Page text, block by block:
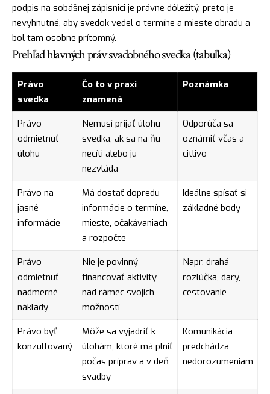
podpis na sobášnej zápisnici je právne dôležitý, preto je
nevyhnutné, aby svedok vedel o termíne a mieste obradu a
bol tam osobne prítomný.
Prehľad hlavných práv svadobného svedka (tabuľka)
Právo
svedka
Čo to v praxi
znamená
Poznámka
Právo
odmietnuť
úlohu
Nemusí prijať úlohu
svedka, ak sa na ňu
necíti alebo ju
nezvláda
Odporúča sa
oznámiť včas a
citlivo
Právo na
jasné
informácie
Má dostať dopredu
informácie o termíne,
mieste, očakávaniach
a rozpočte
Ideálne spísať si
základné body
Právo
odmietnuť
nadmerné
náklady
Nie je povinný
financovať aktivity
nad rámec svojich
možností
Napr. drahá
rozlúčka, dary,
cestovanie
Právo byť
konzultovaný
Môže sa vyjadriť k
úlohám, ktoré má plniť
počas príprav a v deň
svadby
Komunikácia
predchádza
nedorozumeniam